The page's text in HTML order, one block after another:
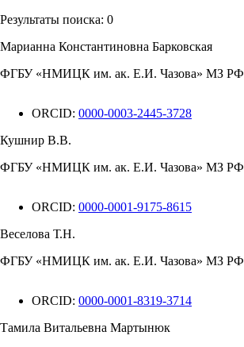
Результаты поиска: 0
Марианна Константиновна Барковская
ФГБУ «НМИЦК им. ак. Е.И. Чазова» МЗ РФ
ORCID: 0000-0003-2445-3728
Кушнир В.В.
ФГБУ «НМИЦК им. ак. Е.И. Чазова» МЗ РФ
ORCID: 0000-0001-9175-8615
Веселова Т.Н.
ФГБУ «НМИЦК им. ак. Е.И. Чазова» МЗ РФ
ORCID: 0000-0001-8319-3714
Тамила Витальевна Мартынюк